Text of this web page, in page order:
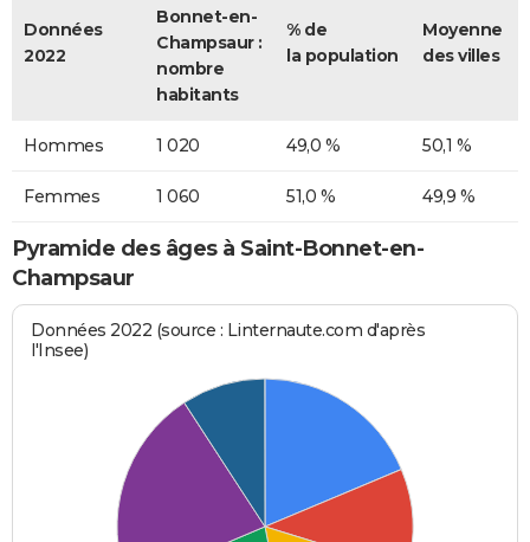
Données
2022
Bonnet-en-
Champsaur :
nombre
habitants
% de
la population
Moyenne
des villes
Hommes 1 020 49,0 % 50,1 %
Femmes 1 060 51,0 % 49,9 %
Pyramide des âges à Saint-Bonnet-en-
Champsaur
Données 2022 (source : Linternaute.com d'après
l'Insee)